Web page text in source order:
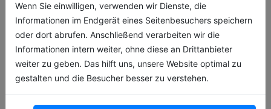
Wenn Sie einwilligen, verwenden wir Dienste, die
Informationen im Endgerät eines Seitenbesuchers speichern
oder dort abrufen. Anschließend verarbeiten wir die
Informationen intern weiter, ohne diese an Drittanbieter
weiter zu geben. Das hilft uns, unsere Website optimal zu
gestalten und die Besucher besser zu verstehen.